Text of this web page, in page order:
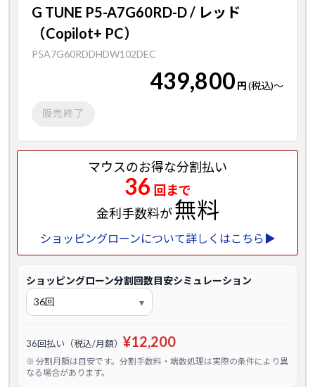
G TUNE P5-A7G60RD-D / レッド
（Copilot+ PC）
P5A7G60RDDHDW102DEC
439,800 円(税込)～
販売終了
マウスのお得な分割払い
36 回まで
金利手数料が無料
ショッピングローンについて詳しくはこちら▶
ショッピングローン分割回数目安シミュレーション
36回払い（税込/月額） ¥12,200
※ 分割月額は目安です。分割手数料・端数処理は実際の条件により異
なる場合があります。